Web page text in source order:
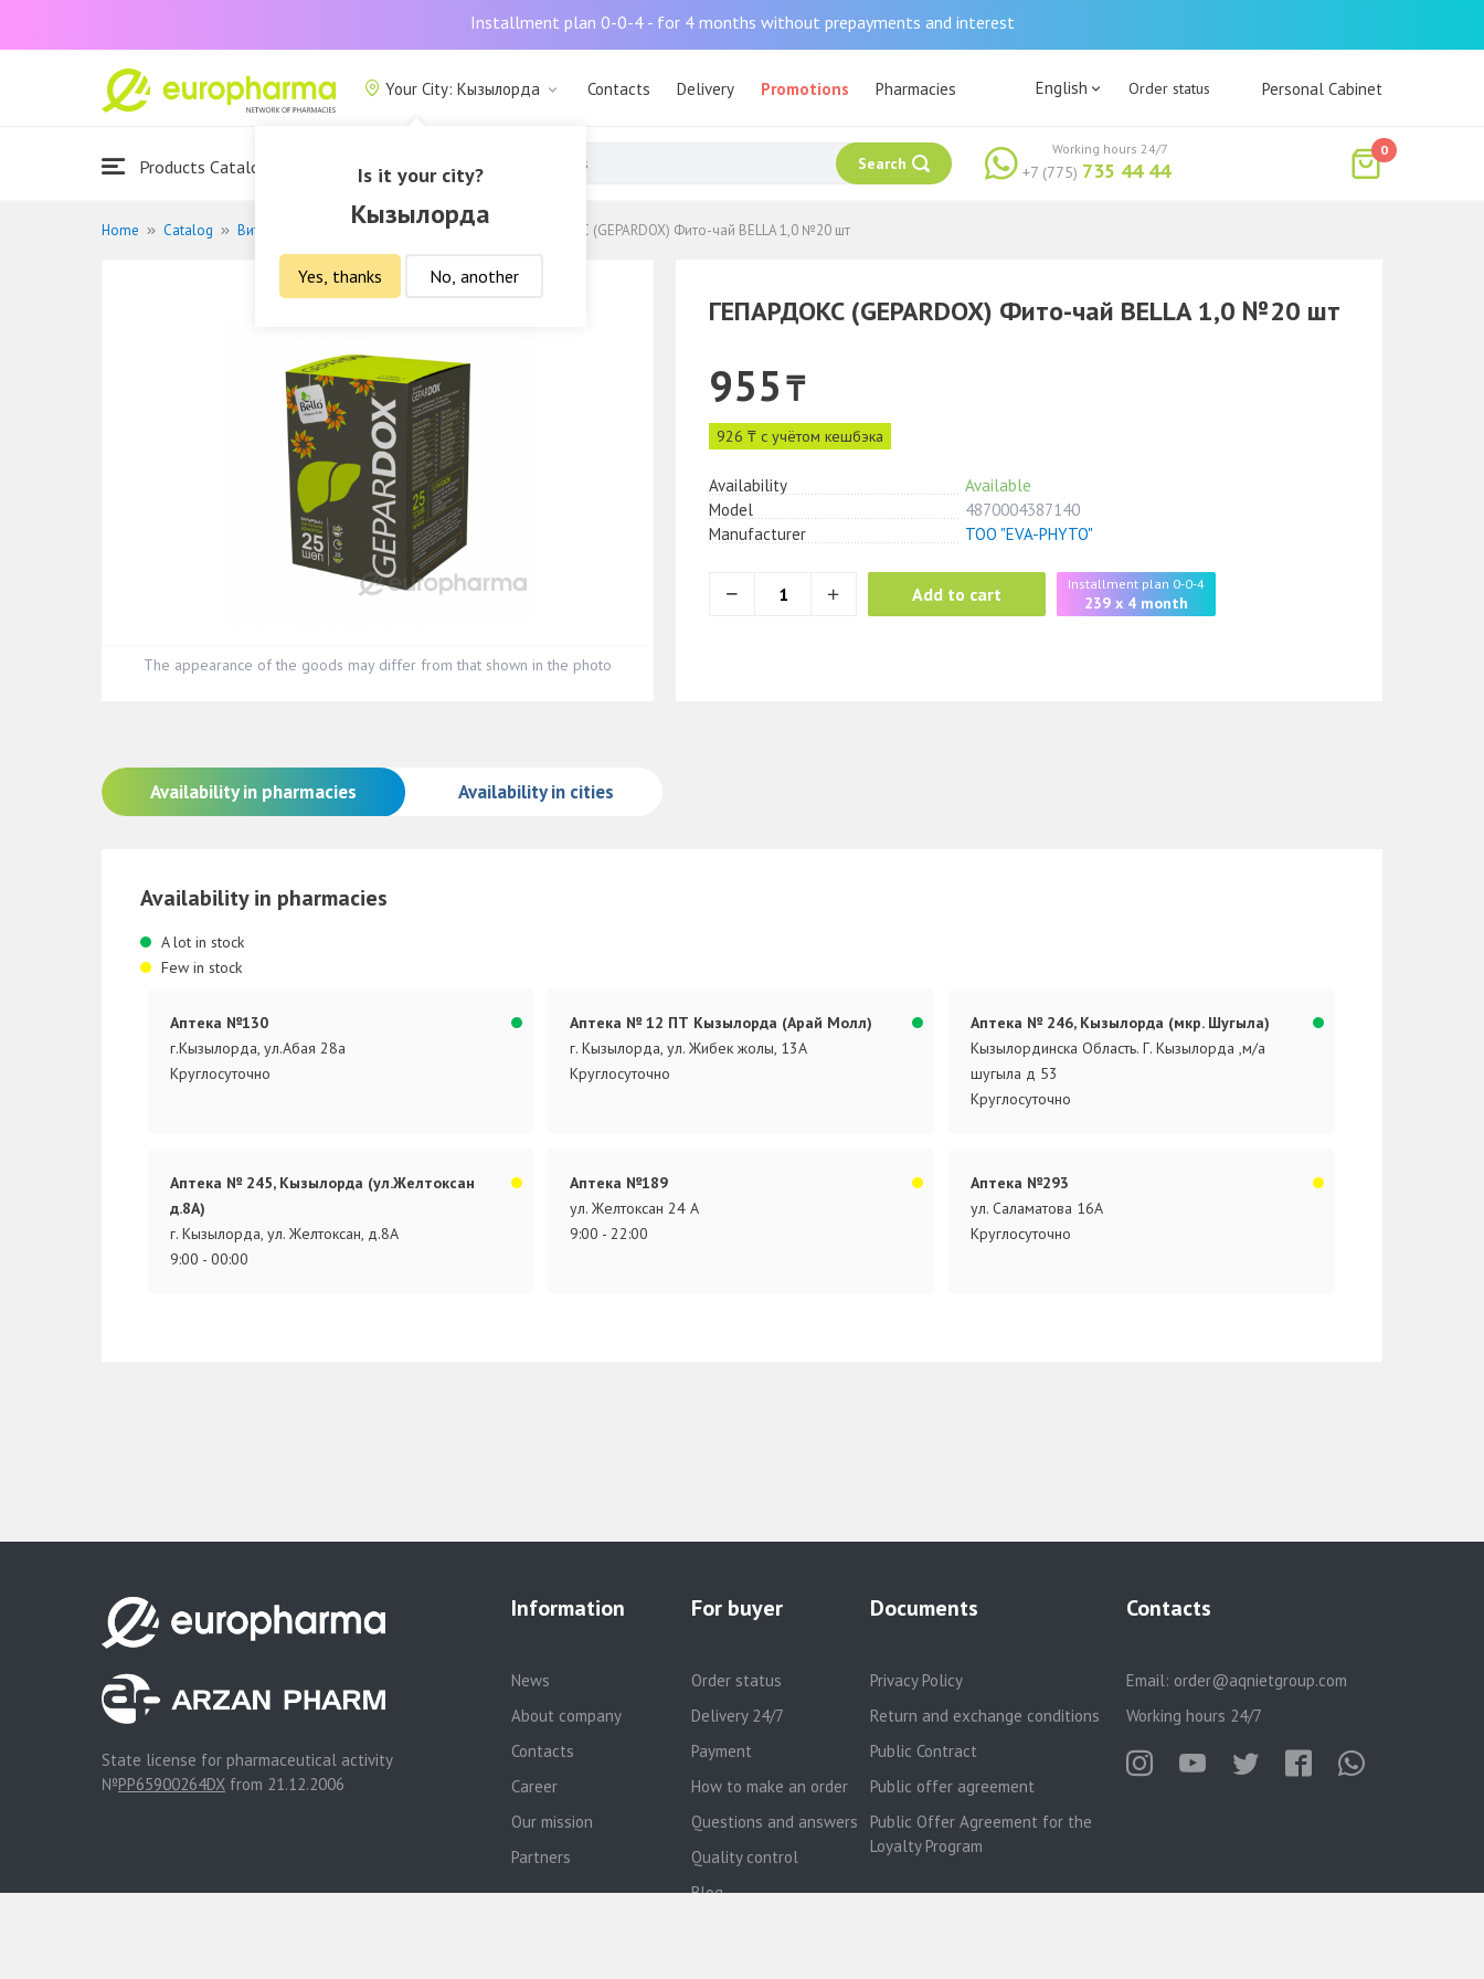
Installment plan 0-0-4 - for 4 months without prepayments and interest
Your City: Кызылорда
Is it your city?
Кызылорда
Yes, thanks No, another
Contacts Delivery Promotions Pharmacies
About Us
English Order status Personal Cabinet
Products Catalogue Search +7 (775) 735 44 44
Working hours 24/7 0
Home Catalog Витамины и БАДы Травы и фиточаи ГЕПАРДОКС (GEPARDOX) Фито-чай BELLA 1,0 №20 шт
The appearance of the goods may differ from that shown in the photo
ГЕПАРДОКС (GEPARDOX) Фито-чай BELLA 1,0 №20 шт
955₸
926 ₸ с учётом кешбэка
Availability
Available
Model
4870004387140
Manufacturer
ТОО "EVA-PHYTO"
Add to cart Installment plan 0-0-4
239 x 4 month
Availability in pharmacies Availability in cities
Availability in pharmacies
A lot in stock
Few in stock
Аптека №130
г.Кызылорда, ул.Абая 28а
Круглосуточно
Аптека № 12 ПТ Кызылорда (Арай Молл)
г. Кызылорда, ул. Жибек жолы, 13А
Круглосуточно
Аптека № 246, Кызылорда (мкр. Шугыла)
Кызылординска Область. Г. Кызылорда ,м/а
шугыла д 53
Круглосуточно
Аптека № 245, Кызылорда (ул.Желтоксан
д.8А)
г. Кызылорда, ул. Желтоксан, д.8А
9:00 - 00:00
Аптека №189
ул. Желтоксан 24 А
9:00 - 22:00
Аптека №293
ул. Саламатова 16А
Круглосуточно
State license for pharmaceutical activity
№PP65900264DX from 21.12.2006
Information
News
About company
Contacts
Career
Our mission
Partners
For buyer
Order status
Delivery 24/7
Payment
How to make an order
Questions and answers
Quality control
Blog
Documents
Privacy Policy
Return and exchange conditions
Public Contract
Public offer agreement
Public Offer Agreement for the
Loyalty Program
Contacts
Email: order@aqnietgroup.com
Working hours 24/7